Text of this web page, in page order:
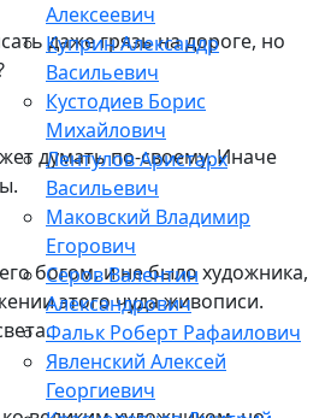
Алексеевич
Куприн Александр
Васильевич
Кустодиев Борис
Михайлович
Лентулов Аристарх
Васильевич
Маковский Владимир
Егорович
Серов Валентин
Александрович
Фальк Роберт Рафаилович
Явленский Алексей
Георгиевич
даже грязь на дороге, но
думать по-своему. Иначе
богом, и не было художника,
этого чуда живописи.